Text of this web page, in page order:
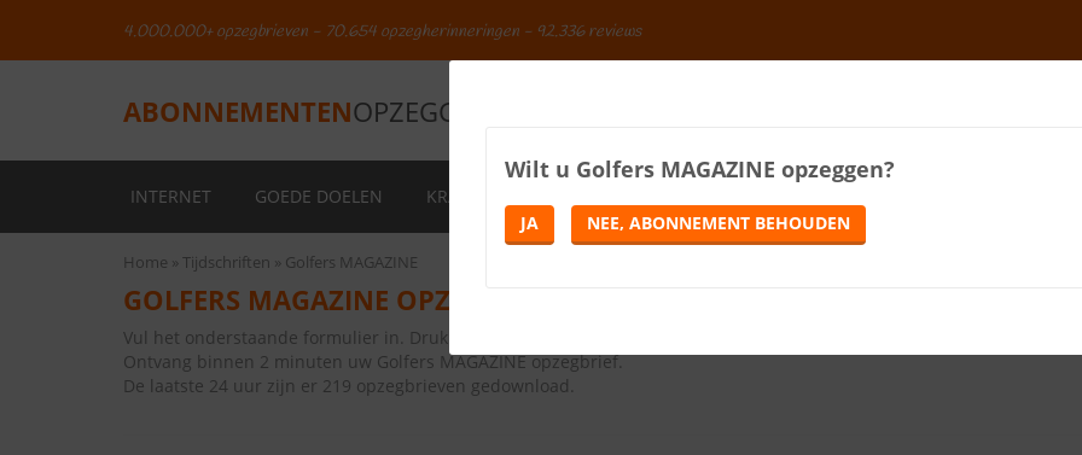
4.000.000+ opzegbrieven - 70.654 opzegherinneringen - 92.336 reviews
ABONNEMENTENOPZEGGEN.NL
INTERNET GOEDE DOELEN KRANTEN
Home Tijdschriften Golfers MAGAZINE
GOLFERS MAGAZINE OPZEGGEN
Vul het onderstaande formulier in. Druk vervolgens op de knop Abonnement opzeggen.
Ontvang binnen 2 minuten uw Golfers MAGAZINE opzegbrief.
De laatste 24 uur zijn er 219 opzegbrieven gedownload.
Wilt u Golfers MAGAZINE opzeggen?
JA NEE, ABONNEMENT BEHOUDEN